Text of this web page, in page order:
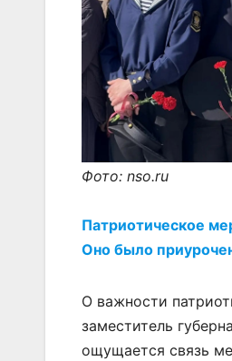
Фото: nso.ru
Патриотическое
Оно было
О важности
заместитель
ощущается связь